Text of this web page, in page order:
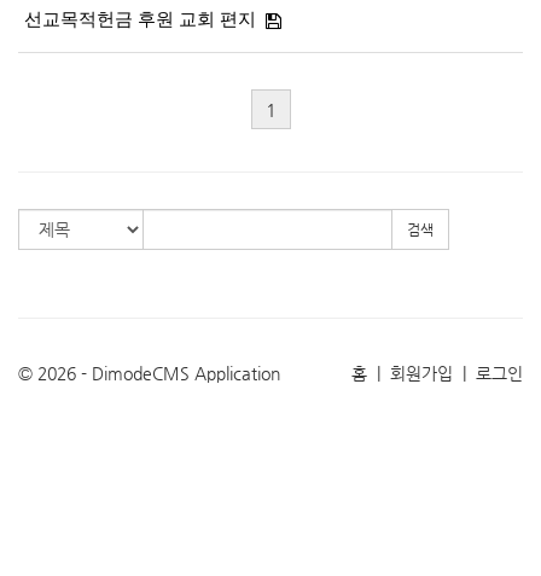
선교목적헌금 후원 교회 편지
1
검색
© 2026 - DimodeCMS Application 홈 회원가입 로그인